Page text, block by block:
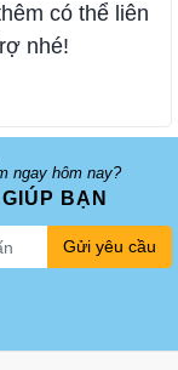
có thể liên
nhé!
ngay hôm nay?
BẠN
Gửi yêu cầu